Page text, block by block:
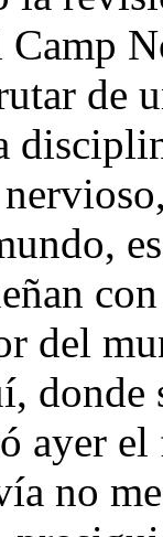
Camp
de
del
ayer
no